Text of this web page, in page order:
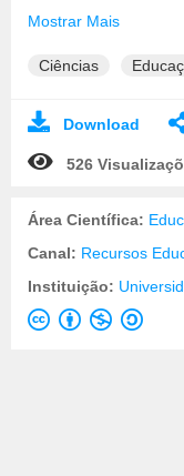
Mostrar Mais
Ciências
Download
526
Área Científica:
Canal: Recursos
Instituição: